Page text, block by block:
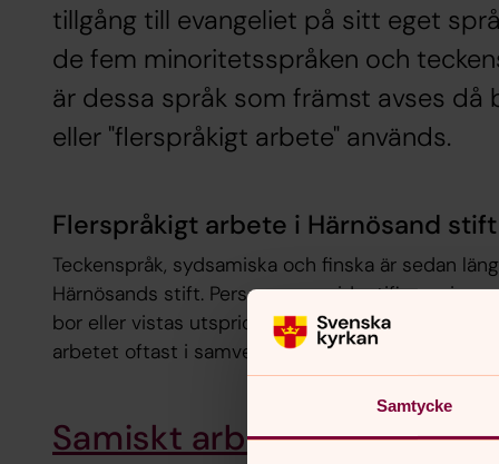
Samtycke
tillgång till evangeliet på sitt eget
de fem minoritetsspråken och
är dessa språk som främst avses då
eller "flerspråkigt arbete" används.
Flerspråkigt arbete i Härnösand stift
Teckenspråk, sydsamiska och finska är sedan
Härnösands stift. Personer som identifierar sig
bor eller vistas utspridda i många församlingar,
arbetet oftast i samverkan mellan den lokala
Samiskt arbete